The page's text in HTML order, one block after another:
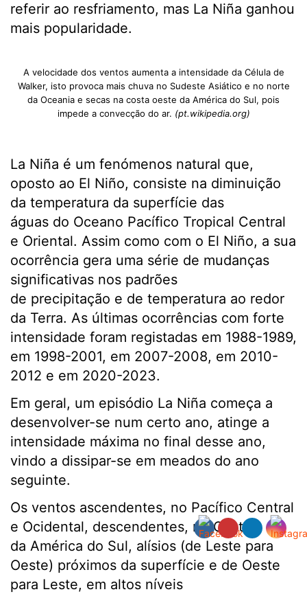
referir ao resfriamento, mas La Niña ganhou
mais popularidade.
A velocidade dos ventos aumenta a intensidade da Célula de
Walker, isto provoca mais chuva no Sudeste Asiático e no norte
da Oceania e secas na costa oeste da América do Sul, pois
impede a convecção do ar. (pt.wikipedia.org)
La Niña é um fenómenos natural que,
oposto ao El Niño, consiste na diminuição
da temperatura da superfície das
águas do Oceano Pacífico Tropical Central
e Oriental. Assim como com o El Niño, a sua
ocorrência gera uma série de mudanças
significativas nos padrões
de precipitação e de temperatura ao redor
da Terra. As últimas ocorrências com forte
intensidade foram registadas em 1988-1989,
em 1998-2001, em 2007-2008, em 2010-
2012 e em 2020-2023.
Em geral, um episódio La Niña começa a
desenvolver-se num certo ano, atinge a
intensidade máxima no final desse ano,
vindo a dissipar-se em meados do ano
seguinte.
Os ventos ascendentes, no Pacífico Central
e Ocidental, descendentes, no Oeste
da América do Sul, alísios (de Leste para
Oeste) próximos da superfície e de Oeste
para Leste, em altos níveis